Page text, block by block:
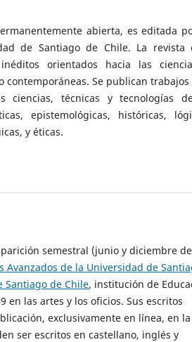
abierta, es editada
de Santiago de Chile. La revista
orientados hacia las
contemporáneas. Se publican
técnicas y tecnologías
epistemológicas, históricas,
y éticas.
semestral (junio y diciembre de
Avanzados de la Universidad de
Santiago de Chile, institución de
en las artes y los oficios. Sus escritos
exclusivamente en línea, en la
ser escritos en castellano, inglés y